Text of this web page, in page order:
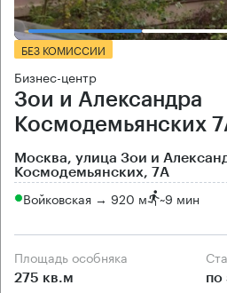
БЕЗ КОМИССИИ
Бизнес-центр
Зои и Александра
Космодемьянских
Москва, улица Зои и
Космодемьянских, 7А
Войковская → 920 м ~9 мин
Площадь особняка
275 кв.м по